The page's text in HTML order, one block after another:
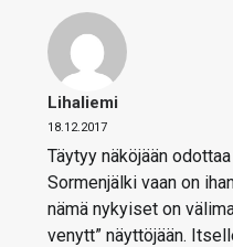
Lihaliemi
18.12.2017
Täytyy näköjään
Sormenjälki vaan on
nämä nykyiset on
venytt” näyttöjään.